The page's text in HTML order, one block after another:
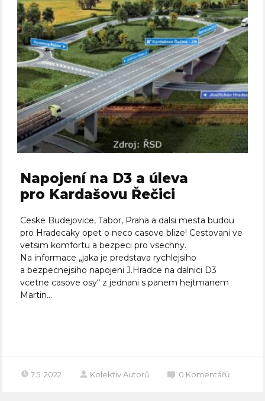
Napojení na D3 a úleva
pro Kardašovu Řečici
Ceske Budejovice, Tabor, Praha a dalsi mesta budou
pro Hradecaky opet o neco casove blize! Cestovani ve
vetsim komfortu a bezpeci pro vsechny.
Na informace „jaka je predstava rychlejsiho
a bezpecnejsiho napojeni J.Hradce na dalnici D3
vcetne casove osy“ z jednani s panem hejtmanem
Martin...
7.5. 2022 Kolektiv Autorů 0 Komentářů